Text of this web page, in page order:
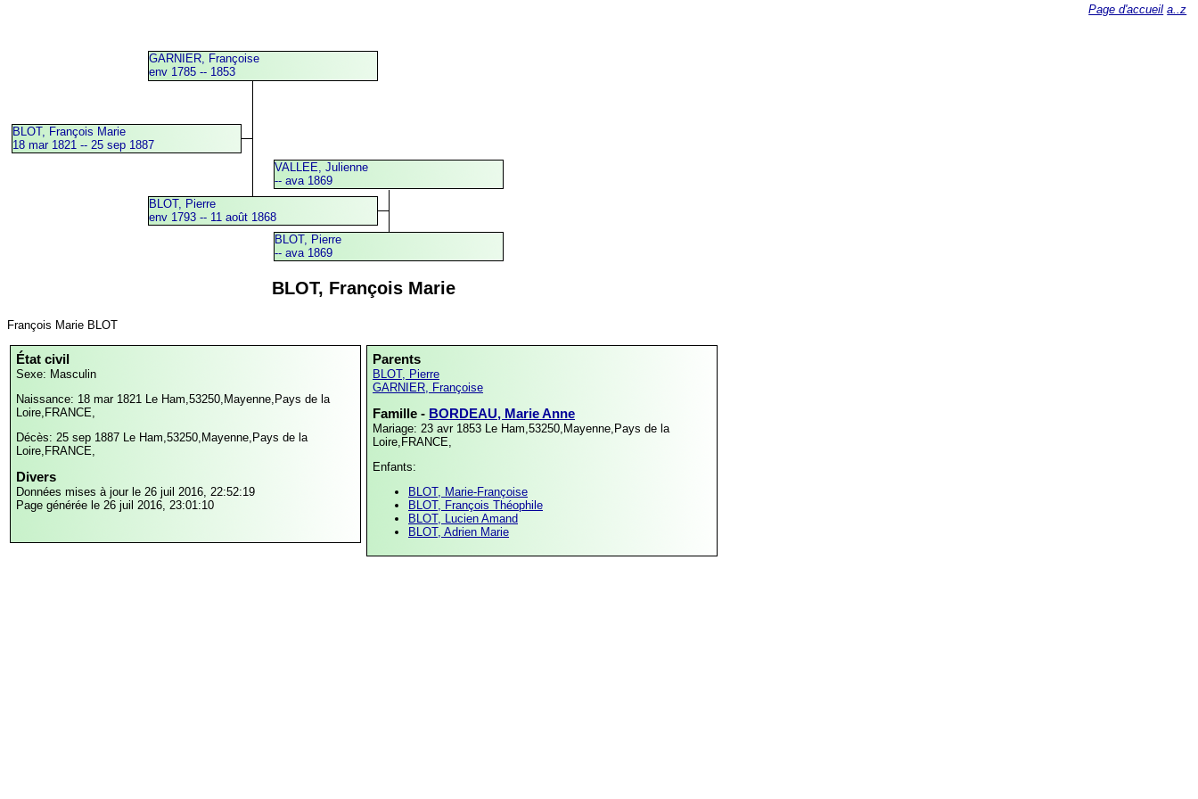
BLOT, François Marie
18 mar 1821 -- 25 sep 1887
GARNIER, Françoise
env 1785 -- 1853
BLOT, Pierre
env 1793 -- 11 août 1868
VALLEE, Julienne
-- ava 1869
BLOT, Pierre
-- ava 1869
BLOT, François Marie
François Marie BLOT
État civil
Sexe: Masculin
Naissance: 18 mar 1821 Le Ham,53250,Mayenne,Pays de la
Loire,FRANCE,
Décès: 25 sep 1887 Le Ham,53250,Mayenne,Pays de la
Loire,FRANCE,
Divers
Données mises à jour le 26 juil 2016, 22:52:19
Page générée le 26 juil 2016, 23:01:10
Parents
BLOT, Pierre
GARNIER, Françoise
Famille - BORDEAU, Marie Anne
Mariage: 23 avr 1853 Le Ham,53250,Mayenne,Pays de la
Loire,FRANCE,
Enfants:
BLOT, Marie-Françoise
BLOT, François Théophile
BLOT, Lucien Amand
BLOT, Adrien Marie
Page d'accueil a..z